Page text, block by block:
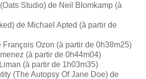
Studio) de Neil Blomkamp (à
de Michael Apted (à partir de
Ozon (à partir de 0h38m25)
(à partir de 0h44m04)
(à partir de 1h03m35)
(The Autopsy Of Jane Doe) de